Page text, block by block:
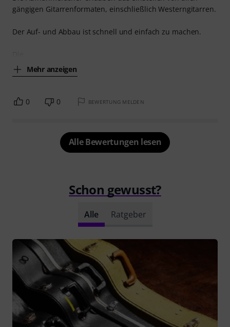
gängigen Gitarrenformaten, einschließlich Westerngitarren.
Der Auf- und Abbau ist schnell und einfach zu machen.
Mehr anzeigen
0 0 BEWERTUNG MELDEN
Alle Bewertungen lesen
Schon gewusst?
Alle Ratgeber